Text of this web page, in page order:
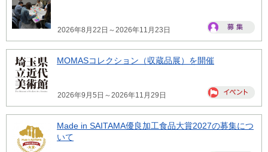
2026年8月22日～2026年11月23日
MOMASコレクション（収蔵品展）を開催
2026年9月5日～2026年11月29日
Made in SAITAMA優良加工食品大賞2027の募集につ
いて